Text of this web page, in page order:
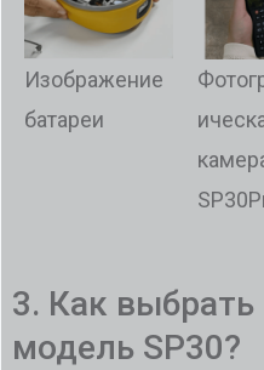
Изображение
батареи
3. Как
модель SP30?